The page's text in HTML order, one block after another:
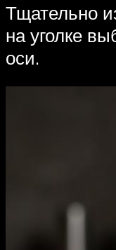
Тщательно
на уголке
оси.